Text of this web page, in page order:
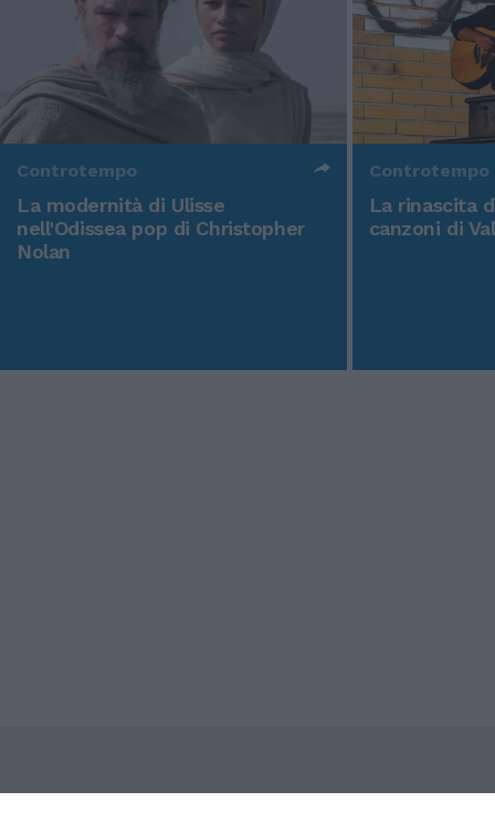
Controtempo
La modernità di Ulisse
nell'Odissea pop di Christopher
Nolan
Controtempo
La rinascita
canzoni di